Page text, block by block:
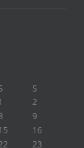
S
2
9
16
23